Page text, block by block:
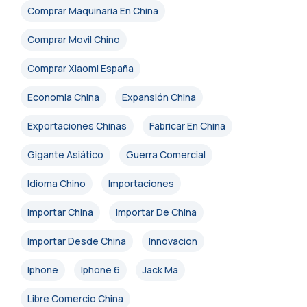
Comprar Maquinaria En China
Comprar Movil Chino
Comprar Xiaomi España
Economia China Expansión China
Exportaciones Chinas Fabricar En China
Gigante Asiático Guerra Comercial
Idioma Chino Importaciones
Importar China Importar De China
Importar Desde China Innovacion
Iphone Iphone 6 Jack Ma
Libre Comercio China